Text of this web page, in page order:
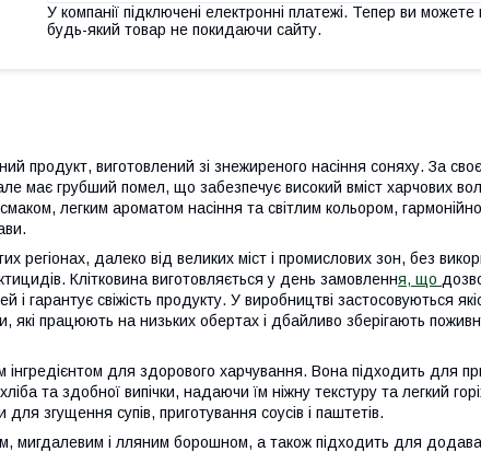
У компанії підключені електронні платежі. Тепер ви можете
будь-який товар не покидаючи сайту.
продукт, виготовлений зі знежиреного насіння соняху. За
має грубший помел, що забезпечує високий вміст харчових
легким ароматом насіння та світлим кольором, гармонійно
регіонах, далеко від великих міст і промислових зон, без
Клітковина виготовляється у день замовлення, що
гарантує свіжість продукту. У виробництві застосовуються
працюють на низьких обертах і дбайливо зберігають
інгредієнтом для здорового харчування. Вона підходить для
та здобної випічки, надаючи їм ніжну текстуру та легкий
згущення супів, приготування соусів і паштетів.
мигдалевим і лляним борошном, а також підходить для